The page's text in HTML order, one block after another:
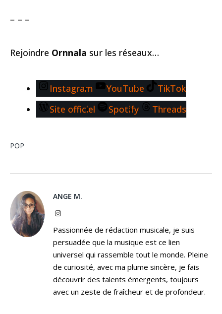
– – –
Rejoindre Ornnala sur les réseaux…
Instagram YouTube
TikTok
Site officiel
Spotify Threads
POP
ANGE M.
Instagram
Passionnée de rédaction musicale, je suis
persuadée que la musique est ce lien
universel qui rassemble tout le monde. Pleine
de curiosité, avec ma plume sincère, je fais
découvrir des talents émergents, toujours
avec un zeste de fraîcheur et de profondeur.